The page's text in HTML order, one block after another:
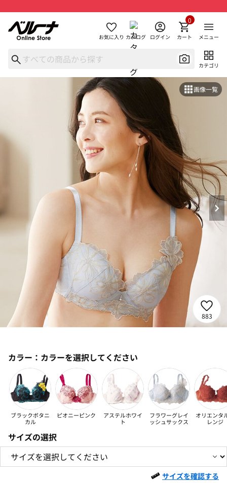
お気に入り カタログ ログイン カート
0
メニュー
カテゴリ
画像一覧
883
カラー： カラーを選択してください
ブラックボタニ
カル
ピオニーピンク
アステルホワイ
ト
フラワーグレイ
ッシュサックス
オリエンタ
レンジ
サイズの選択
サイズを確認する